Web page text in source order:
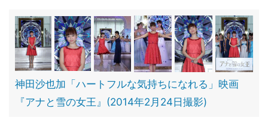
神田沙也加「ハートフルな気持ちになれる」映画
『アナと雪の女王』(2014年2月24日撮影)